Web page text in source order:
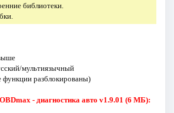
библиотеки.
мультиязычный
функции разблокированы)
- диагностика авто v1.9.01 (6 МБ):